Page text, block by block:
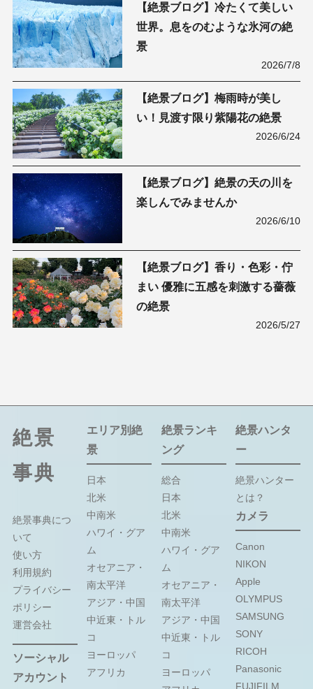
【絶景ブログ】冷たくて美しい
世界。息をのむような氷河の絶
景
2026/7/8
【絶景ブログ】梅雨時が美し
い！見渡す限り紫陽花の絶景
2026/6/24
【絶景ブログ】絶景の天の川を
楽しんでみませんか
2026/6/10
【絶景ブログ】香り・色彩・佇
まい 優雅に五感を刺激する薔薇
の絶景
2026/5/27
絶景
事典
絶景事典につ
いて
使い方
利用規約
プライバシー
ポリシー
運営会社
ソーシャル
アカウント
エリア別絶
景
日本
北米
中南米
ハワイ・グア
ム
オセアニア・
南太平洋
アジア・中国
中近東・トル
コ
ヨーロッパ
アフリカ
絶景ランキ
ング
総合
日本
北米
中南米
ハワイ・グア
ム
オセアニア・
南太平洋
アジア・中国
中近東・トル
コ
ヨーロッパ
絶景ハンタ
ー
絶景ハンター
とは？
カメラ
Canon
NIKON
Apple
OLYMPUS
SAMSUNG
SONY
RICOH
Panasonic
FUJIFILM